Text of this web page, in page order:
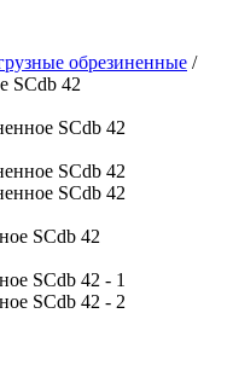
обрезиненные /
SCdb 42